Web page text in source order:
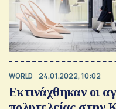
WORLD 24.01.2022, 10:02
Εκτινάχθηκαν οι